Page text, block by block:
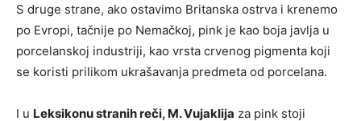
S druge strane, ako ostavimo Britanska ostrva i krenemo
po Evropi, tačnije po Nemačkoj, pink je kao boja javlja u
porcelanskoj industriji, kao vrsta crvenog pigmenta koji
se koristi prilikom ukrašavanja predmeta od porcelana.
I u Leksikonu stranih reči, M. Vujaklija za pink stoji